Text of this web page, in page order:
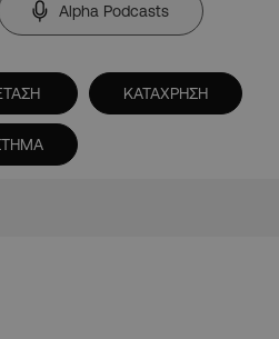
Alpha Podcasts
ΚΑΤΑΧΡΗΣΗ